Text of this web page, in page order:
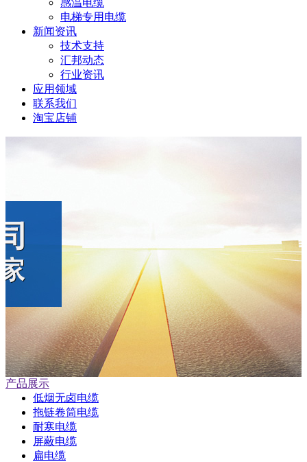
感温电缆
电梯专用电缆
新闻资讯
技术支持
汇邦动态
行业资讯
应用领域
联系我们
淘宝店铺
产品展示
低烟无卤电缆
拖链卷筒电缆
耐寒电缆
屏蔽电缆
扁电缆